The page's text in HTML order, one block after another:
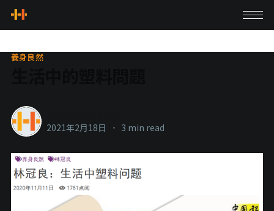
養身良然
2021年2月18日 • 3 min read